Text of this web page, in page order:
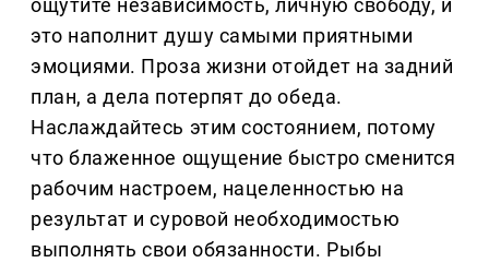
ощутите независимость, личную свободу, и
это наполнит душу самыми приятными
эмоциями. Проза жизни отойдет на задний
план, а дела потерпят до обеда.
Наслаждайтесь этим состоянием, потому
что блаженное ощущение быстро сменится
рабочим настроем, нацеленностью на
результат и суровой необходимостью
выполнять свои обязанности. Рыбы